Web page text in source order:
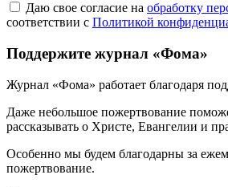
Даю свое согласие на обработку
соответствии с Политикой
Поддержите журнал «Фома»
Журнал «Фома» работает благодаря
Даже небольшое пожертвование
рассказывать о Христе, Евангелии и
Особенно мы будем благодарны за
пожертвование.